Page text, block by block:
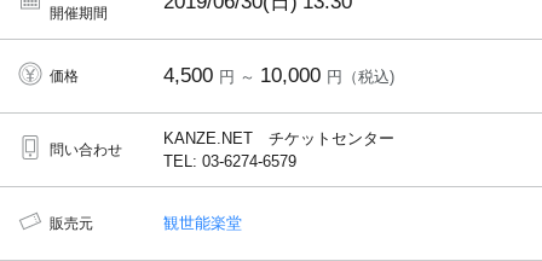
開催期間
価格 4,500 円 ～ 10,000 円（税込)
問い合わせ
KANZE.NET チケットセンター
TEL: 03-6274-6579
販売元 観世能楽堂